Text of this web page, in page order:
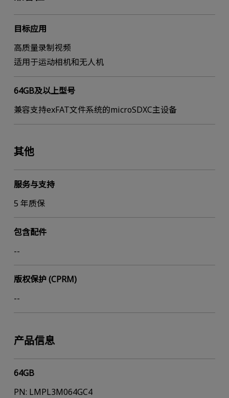
目标应用
高质量录制视频
适用于运动相机和无人机
64GB及以上型号
兼容支持exFAT文件系统的microSDXC主设备
其他
服务与支持
5 年质保
包含配件
--
版权保护 (CPRM)
--
产品信息
64GB
PN: LMPL3M064GC4